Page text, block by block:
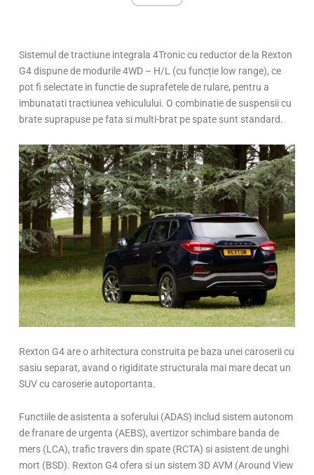
Sistemul de tractiune integrala 4Tronic cu reductor de la Rexton
G4 dispune de modurile 4WD – H/L (cu funcție low range), ce
pot fi selectate in functie de suprafetele de rulare, pentru a
imbunatati tractiunea vehiculului. O combinatie de suspensii cu
brate suprapuse pe fata si multi-brat pe spate sunt standard.
Rexton G4 are o arhitectura construita pe baza unei caroserii cu
sasiu separat, avand o rigiditate structurala mai mare decat un
SUV cu caroserie autoportanta.
Functiile de asistenta a soferului (ADAS) includ sistem autonom
de franare de urgenta (AEBS), avertizor schimbare banda de
mers (LCA), trafic travers din spate (RCTA) si asistent de unghi
mort (BSD). Rexton G4 ofera si un sistem 3D AVM (Around View